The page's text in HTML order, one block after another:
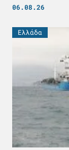
06.08.26
Ελλάδα